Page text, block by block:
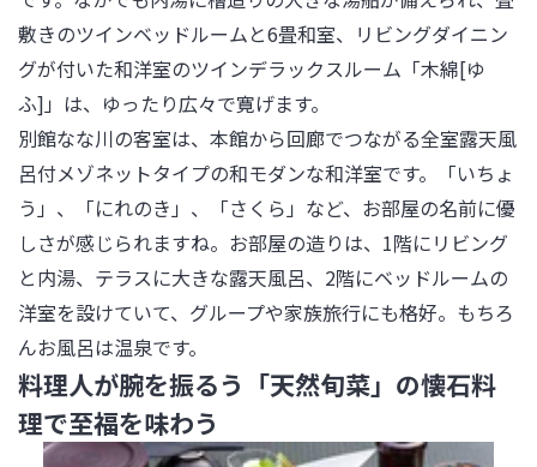
敷きのツインベッドルームと6畳和室、リビングダイニン
グが付いた和洋室のツインデラックスルーム「木綿[ゆ
ふ]」は、ゆったり広々で寛げます。
別館なな川の客室は、本館から回廊でつながる全室露天風
呂付メゾネットタイプの和モダンな和洋室です。「いちょ
う」、「にれのき」、「さくら」など、お部屋の名前に優
しさが感じられますね。お部屋の造りは、1階にリビング
と内湯、テラスに大きな露天風呂、2階にベッドルームの
洋室を設けていて、グループや家族旅行にも格好。もちろ
んお風呂は温泉です。
料理人が腕を振るう「天然旬菜」の懐石料
理で至福を味わう